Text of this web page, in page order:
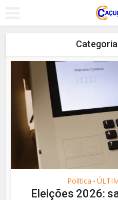
Política •
Eleições 2026: